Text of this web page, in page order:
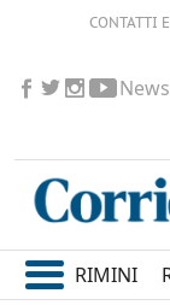
CONTATTI
RIMINI